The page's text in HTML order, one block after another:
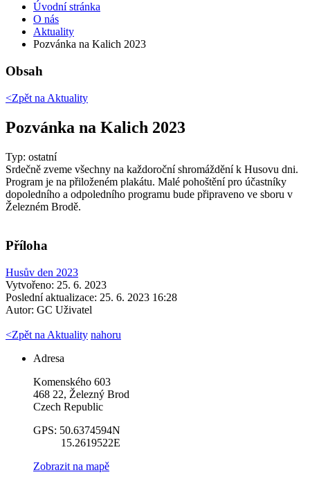
Úvodní stránka
O nás
Aktuality
Pozvánka na Kalich 2023
Obsah
<Zpět na Aktuality
Pozvánka na Kalich 2023
Typ: ostatní
Srdečně zveme všechny na každoroční shromáždění k Husovu dni.
Program je na přiloženém plakátu. Malé pohoštění pro účastníky
dopoledního a odpoledního programu bude připraveno ve sboru v
Železném Brodě.
Příloha
Husův den 2023
Vytvořeno: 25. 6. 2023
Poslední aktualizace: 25. 6. 2023 16:28
Autor: GC Uživatel
<Zpět na Aktuality nahoru
Adresa
Komenského 603
468 22, Železný Brod
Czech Republic
GPS: 50.6374594N
15.2619522E
Zobrazit na mapě